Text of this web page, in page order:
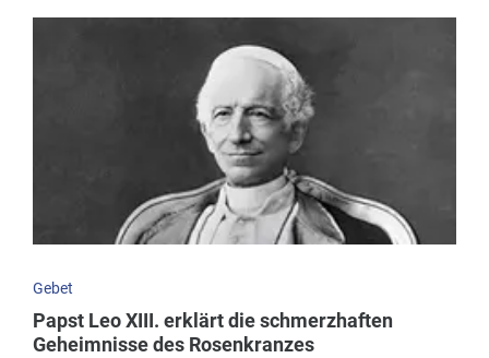
Gebet
Papst Leo XIII. erklärt die schmerzhaften
Geheimnisse des Rosenkranzes